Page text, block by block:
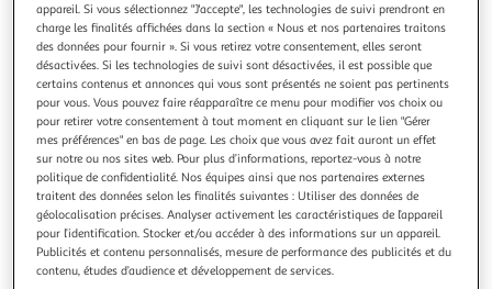
4.8 (4)
NURISHH
Râpé végétal classique
200g
Vous voulez connaître le prix de ce produit ?
appareil. Si vous sélectionnez "J'accepte", les technologies de suivi prendront en
charge les finalités affichées dans la section « Nous et nos partenaires traitons
des données pour fournir ». Si vous retirez votre consentement, elles seront
désactivées. Si les technologies de suivi sont désactivées, il est possible que
certains contenus et annonces qui vous sont présentés ne soient pas pertinents
pour vous. Vous pouvez faire réapparaître ce menu pour modifier vos choix ou
pour retirer votre consentement à tout moment en cliquant sur le lien "Gérer
mes préférences" en bas de page. Les choix que vous avez fait auront un effet
sur notre ou nos sites web. Pour plus d’informations, reportez-vous à notre
politique de confidentialité. Nos équipes ainsi que nos partenaires externes
traitent des données selon les finalités suivantes : Utiliser des données de
géolocalisation précises. Analyser activement les caractéristiques de l’appareil
pour l’identification. Stocker et/ou accéder à des informations sur un appareil.
Publicités et contenu personnalisés, mesure de performance des publicités et du
contenu, études d’audience et développement de services.